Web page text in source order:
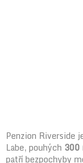
Penzion Riverside
Labe, pouhých 300
patří bezpochyby